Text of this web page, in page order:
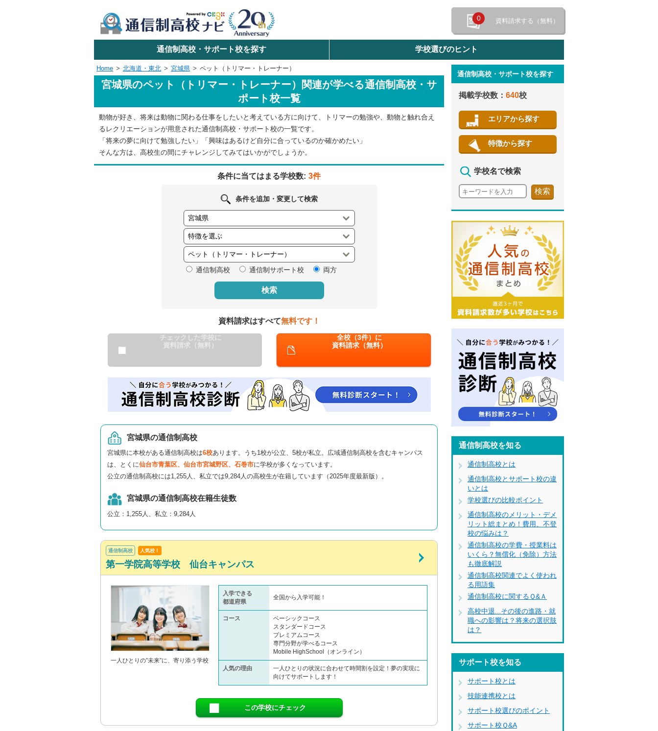
0 資料請求する（無料）
学校名で探す
検索
エリアから探す 特徴から探す
エリアを選択して探す
関東
東海
閉じる
通信制高校・サポート校を探す 学校選びのヒント
Home 北海道・東北 宮城県 ペット（トリマー・トレーナー）
宮城県のペット（トリマー・トレーナー）関連が学べる通信制高校・サ
ポート校一覧
動物が好き、将来は動物に関わる仕事をしたいと考えている方に向けて、トリマーの勉強や、動物と触れ合え
るレクリエーションが用意された通信制高校・サポート校の一覧です。
「将来の夢に向けて勉強したい」「興味はあるけど自分に合っているのか確かめたい」
そんな方は、高校生の間にチャレンジしてみてはいかがでしょうか。
条件に当てはまる学校数: 3件
条件を追加・変更して検索
通信制高校 通信制サポート校 両方
検索
資料請求はすべて無料です！
チェックした学校に
資料請求（無料）
全校（3件）に
資料請求（無料）
宮城県の通信制高校
宮城県に本校がある通信制高校は6校あります。うち1校が公立、5校が私立。広域通信制高校を含むキャンパス
は、とくに仙台市青葉区、仙台市宮城野区、石巻市に学校が多くなっています。
公立の通信制高校には1,255人、私立では9,284人の高校生が在籍しています（2025年度最新版）。
宮城県の通信制高校在籍生徒数
公立：1,255人、私立：9,284人
通信制高校 人気校！
第一学院高等学校 仙台キャンパス
一人ひとりの”未来”に、寄り添う学校
入学できる
都道府県
全国から入学可能！
コース
ベーシックコース
スタンダードコース
プレミアムコース
専門分野が学べるコース
Mobile HighSchool（オンライン）
人気の理由
一人ひとりの状況に合わせて時間割を設定！夢の実現に
向けてサポートします！
この学校にチェック
通信制高校・サポート校を探す
掲載学校数： 640校
エリアから探す
特徴から探す
学校名で検索
通信制高校を知る
通信制高校とは
通信制高校とサポート校の違
いとは
学校選びの比較ポイント
通信制高校のメリット・デメ
リット総まとめ！費用、不登
校の悩みは？
通信制高校の学費・授業料は
いくら？無償化（免除）方法
も徹底解説
通信制高校関連でよく使われ
る用語集
通信制高校に関するＱ&Ａ
高校中退...その後の進路・就
職への影響は？将来の選択肢
は？
サポート校を知る
サポート校とは
技能連携校とは
サポート校選びのポイント
サポート校Ｑ&A